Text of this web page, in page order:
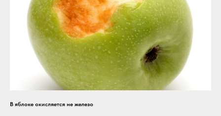
В яблоке окисляется не железо